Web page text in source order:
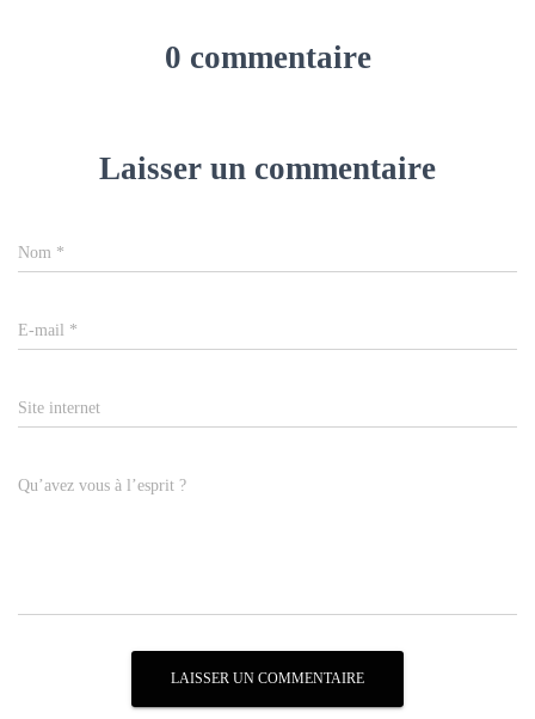
0 commentaire
Laisser un commentaire
Nom *
E-mail *
Site internet
Qu’avez vous à l’esprit ?